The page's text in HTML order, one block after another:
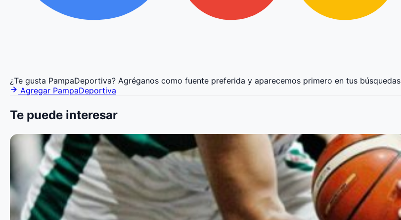
¿Te gusta PampaDeportiva? Agréganos como fuente preferida y aparecemos primero en tus búsquedas
Agregar PampaDeportiva
Te puede interesar